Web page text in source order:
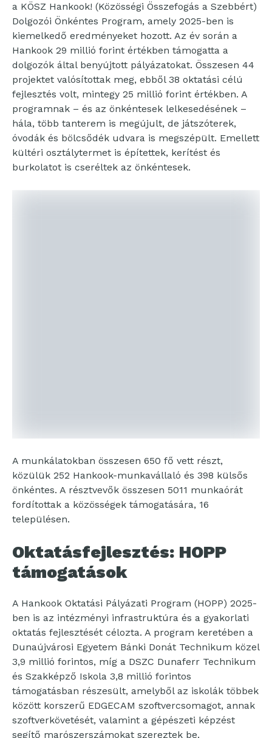
a KÖSZ Hankook! (Közösségi Összefogás a Szebbért)
Dolgozói Önkéntes Program, amely 2025-ben is
kiemelkedő eredményeket hozott. Az év során a
Hankook 29 millió forint értékben támogatta a
dolgozók által benyújtott pályázatokat. Összesen 44
projektet valósítottak meg, ebből 38 oktatási célú
fejlesztés volt, mintegy 25 millió forint értékben. A
programnak – és az önkéntesek lelkesedésének –
hála, több tanterem is megújult, de játszóterek,
óvodák és bölcsődék udvara is megszépült. Emellett
kültéri osztálytermet is építettek, kerítést és
burkolatot is cseréltek az önkéntesek.
A munkálatokban összesen 650 fő vett részt,
közülük 252 Hankook-munkavállaló és 398 külsős
önkéntes. A résztvevők összesen 5011 munkaórát
fordítottak a közösségek támogatására, 16
településen.
Oktatásfejlesztés: HOPP
támogatások
A Hankook Oktatási Pályázati Program (HOPP) 2025-
ben is az intézményi infrastruktúra és a gyakorlati
oktatás fejlesztését célozta. A program keretében a
Dunaújvárosi Egyetem Bánki Donát Technikum közel
3,9 millió forintos, míg a DSZC Dunaferr Technikum
és Szakképző Iskola 3,8 millió forintos
támogatásban részesült, amelyből az iskolák többek
között korszerű EDGECAM szoftvercsomagot, annak
szoftverkövetését, valamint a gépészeti képzést
segítő marószerszámokat szereztek be.